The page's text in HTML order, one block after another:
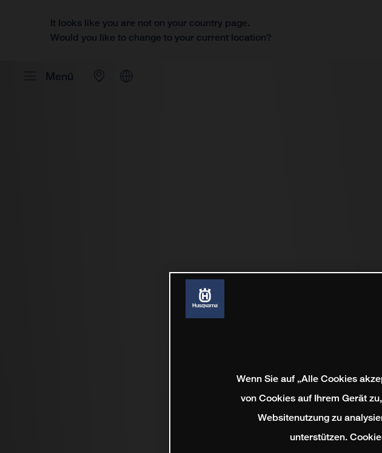
It looks like you are not on your country page.
Would you like to change to your current location?
Menü
Wenn Sie auf „Alle Cookies
von Cookies auf Ihrem Gerät
Websitenutzung zu
unterstützen.